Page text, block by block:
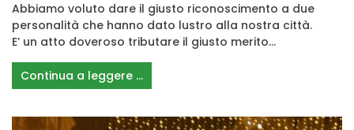
Abbiamo voluto dare il giusto riconoscimento a due
personalità che hanno dato lustro alla nostra città.
E’ un atto doveroso tributare il giusto merito...
Continua a leggere ...